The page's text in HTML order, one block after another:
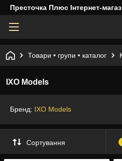
Престочка Плюс Інтернет-
Товари • групи • каталог
IXO Models
Бренд: IXO Models
Сортування